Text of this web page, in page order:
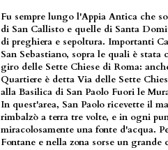
Fu sempre lungo l'Appia Antica che
di San Callisto e quelle di Santa
di preghiera e sepoltura. Importanti
San Sebastiano, sopra le quali è
giro delle Sette Chiese di Roma:
Quartiere è detta Via delle Sette
alla Basilica di San Paolo Fuori le
In quest'area, San Paolo ricevette il
rimbalzò a terra tre volte, e in ogni
miracolosamente una fonte d'acqua.
Fontane e nella zona sorse un grande